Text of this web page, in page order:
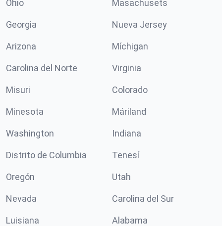
Ohio Masachusets
Georgia Nueva Jersey
Arizona Míchigan
Carolina del Norte Virginia
Misuri Colorado
Minesota Máriland
Washington Indiana
Distrito de Columbia Tenesí
Oregón Utah
Nevada Carolina del Sur
Luisiana Alabama